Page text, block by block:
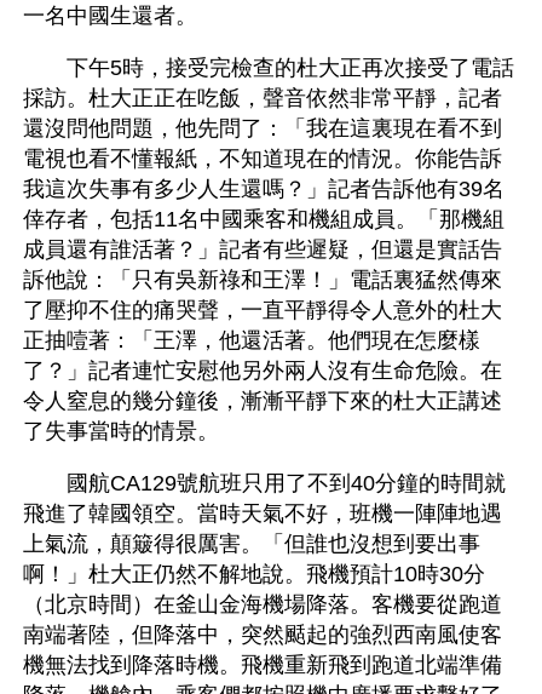
一名中國生還者。
下午5時，接受完檢查的杜大正再次接受了電話
採訪。杜大正正在吃飯，聲音依然非常平靜，記者
還沒問他問題，他先問了：「我在這裏現在看不到
電視也看不懂報紙，不知道現在的情況。你能告訴
我這次失事有多少人生還嗎？」記者告訴他有39名
倖存者，包括11名中國乘客和機組成員。「那機組
成員還有誰活著？」記者有些遲疑，但還是實話告
訴他說：「只有吳新祿和王澤！」電話裏猛然傳來
了壓抑不住的痛哭聲，一直平靜得令人意外的杜大
正抽噎著：「王澤，他還活著。他們現在怎麼樣
了？」記者連忙安慰他另外兩人沒有生命危險。在
令人窒息的幾分鐘後，漸漸平靜下來的杜大正講述
了失事當時的情景。
國航CA129號航班只用了不到40分鐘的時間就
飛進了韓國領空。當時天氣不好，班機一陣陣地遇
上氣流，顛簸得很厲害。「但誰也沒想到要出事
啊！」杜大正仍然不解地說。飛機預計10時30分
（北京時間）在釜山金海機場降落。客機要從跑道
南端著陸，但降落中，突然颳起的強烈西南風使客
機無法找到降落時機。飛機重新飛到跑道北端準備